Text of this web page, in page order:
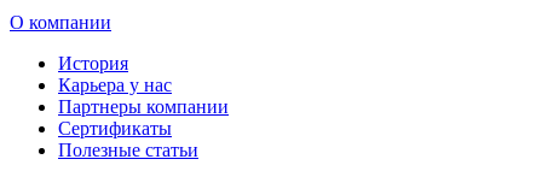
О компании
История
Карьера у нас
Партнеры компании
Сертификаты
Полезные статьи